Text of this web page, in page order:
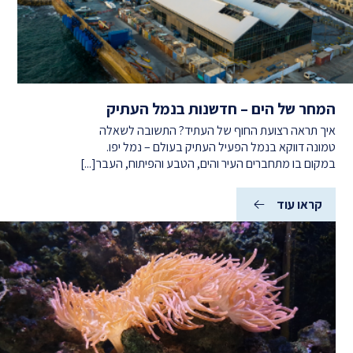
המחר של הים – חדשנות בנמל העתיק
איך תראה רצועת החוף של העתיד? התשובה לשאלה
טמונה דווקא בנמל הפעיל העתיק בעולם – נמל יפו.
במקום בו מתחברים העיר והים, הטבע והפיתוח, העבר[...]
קראו עוד
(המחר
של
הים
חדשנות
העתיק)